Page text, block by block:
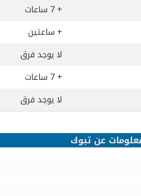
+ 7 ساعات
+ ساعتين
لا يوجد فرق
+ 7 ساعات
لا يوجد فرق
عن تبوك